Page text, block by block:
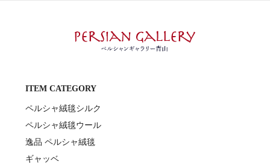
ITEM CATEGORY
ペルシャ絨毯シルク
ペルシャ絨毯ウール
逸品 ペルシャ絨毯
ギャッベ